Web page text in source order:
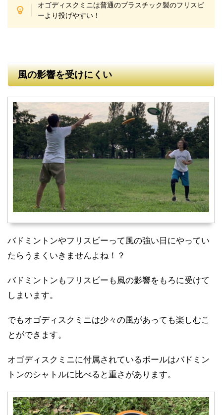
オゴディスクミニは普通のプラスチック製のフリスビ
ーより投げやすい！
風の影響を受けにくい
バドミントンやフリスビーって風の強い日にやってい
たらうまくいきませんよね！？
バドミントンもフリスビーも風の影響をもろに受けて
しまいます。
でもオゴディスクミニは少々の風があっても楽しむこ
とができます。
オゴディスクミニに付属されているボールはバドミン
トンのシャトルに比べると重さがあります。